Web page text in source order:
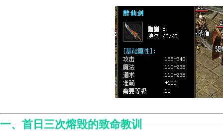
一、首日三次熔毁的致命教训